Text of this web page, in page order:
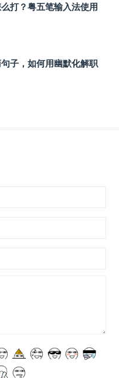
打？粤五笔输入法使用
句子，如何用幽默化解职